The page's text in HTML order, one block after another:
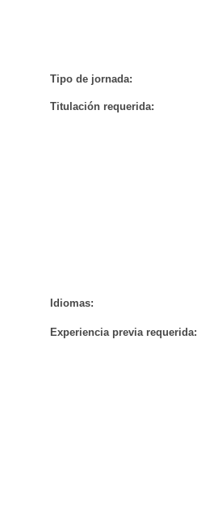
Tipo de jornada:
Titulación requerida:
Idiomas:
Experiencia previa requerida: